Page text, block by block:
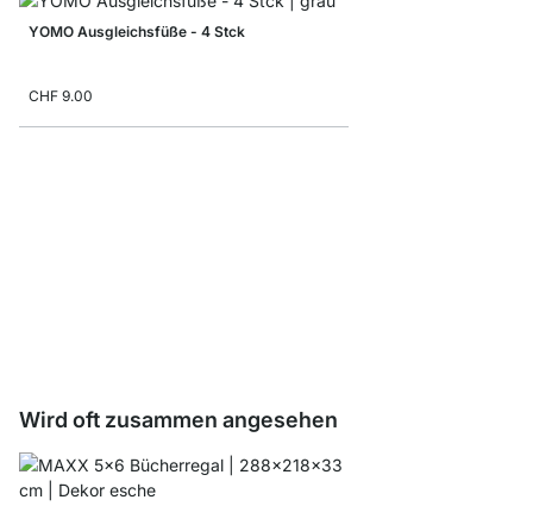
YOMO Ausgleichsfüße - 4 Stck
CHF 9.00
Wird oft zusammen angesehen